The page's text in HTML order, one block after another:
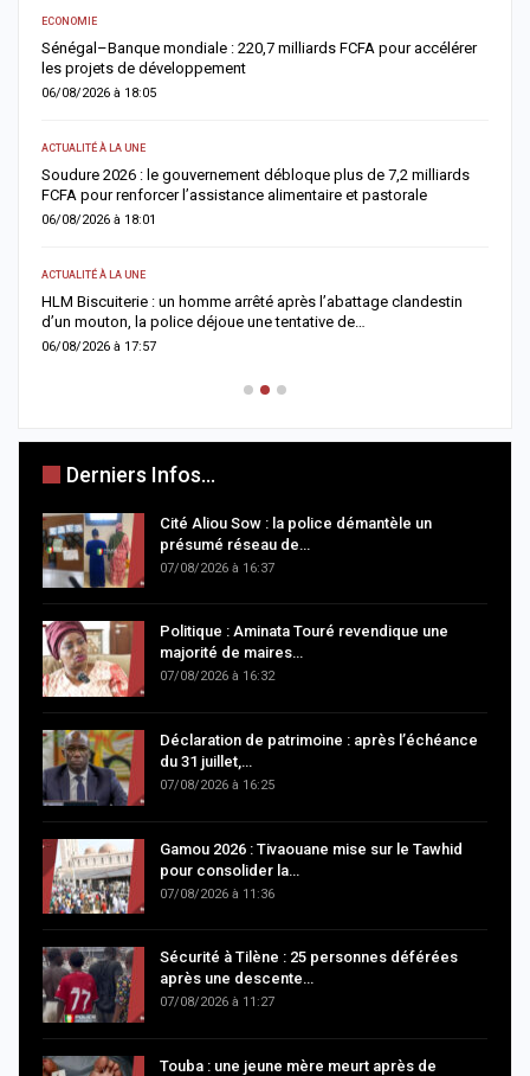
ECONOMIE
Sénégal–Banque mondiale : 220,7 milliards FCFA pour accélérer
les projets de développement
06/08/2026 à 18:05
ACTUALITÉ À LA UNE
Soudure 2026 : le gouvernement débloque plus de 7,2 milliards
FCFA pour renforcer l’assistance alimentaire et pastorale
06/08/2026 à 18:01
ACTUALITÉ À LA UNE
HLM Biscuiterie : un homme arrêté après l’abattage clandestin
d’un mouton, la police déjoue une tentative de…
06/08/2026 à 17:57
Derniers Infos...
Cité Aliou Sow : la police démantèle un
présumé réseau de…
07/08/2026 à 16:37
Politique : Aminata Touré revendique une
majorité de maires…
07/08/2026 à 16:32
Déclaration de patrimoine : après l’échéance
du 31 juillet,…
07/08/2026 à 16:25
Gamou 2026 : Tivaouane mise sur le Tawhid
pour consolider la…
07/08/2026 à 11:36
Sécurité à Tilène : 25 personnes déférées
après une descente…
07/08/2026 à 11:27
Touba : une jeune mère meurt après de